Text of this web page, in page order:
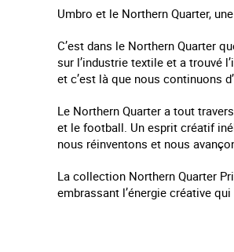
Umbro et le Northern Quarter,
C’est dans le Northern Quarter
sur l’industrie textile et a trouvé
et c’est là que nous continuons
Le Northern Quarter a tout
et le football. Un esprit créatif
nous réinventons et nous
La collection Northern Quarter
embrassant l’énergie créative